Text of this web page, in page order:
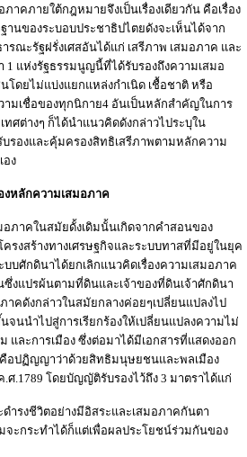
าคภายใต้กฎหมายจึงเป็นเรื่องเดียวกัน คือเรื่อง
านของระบอบประชาธิปไตยดังจะเห็นได้จาก
รณะรัฐฝรั่งเศสอันได้แก่ เสรีภาพ เสมอภาค และ
1 แห่งรัฐธรรมนูญนี้ที่ได้รับรองถึงความเสมอ
ดยไม่แบ่งแยกแหล่งกำเนิด เชื้อชาติ หรือ
ามเชื่อของทุกนิกาย4 อันเป็นหลักสำคัญในการ
ทศต่างๆ ก็ได้นำแนวคิดดังกล่าวไประบุใน
องและคุ้มครองสิทธิเสรีภาพตามหลักความ
อง
งหลักความเสมอภาค
ภาคในสมัยดั้งเดิมนั้นเกิดจากคำสอนของ
รงสร้างทางเศรษฐกิจและระบบทาสที่มีอยู่ในยุค
บศักดินาได้ยกเลิกแนวคิดเรื่องความเสมอภาค
งแปรผ้นตามที่ดินและเจ้าของที่ดินเจ้าศักดินา
าคดังกล่าวในสมัยกลางค่อยๆเปลี่ยนแปลงไป
จนนำไปสู่การเรียกร้องให้เปลี่ยนแปลงความไม่
และการเมือง ซึ่งต่อมาได้มีเอกสารที่แสดงออก
อปฏิญญาว่าด้วยสิทธิมนุษยชนและพลเมือง
.ศ.1789 โดยบัญญัติรับรองไว้ถึง 3 มาตราได้แก่
รงชีวิตอย่างมีอิสระและเสมอภาคกันตา
จะกระทำได้ก็แต่เพื่อผลประโยชน์ร่วมกันของ